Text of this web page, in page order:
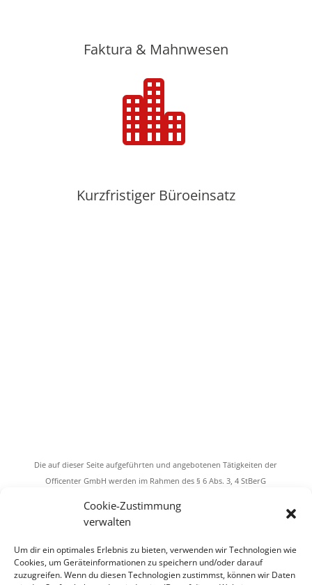
Cookie-Zustimmung
verwalten
Um dir ein optimales Erlebnis zu bieten, verwenden wir Technologien wie
Cookies, um Geräteinformationen zu speichern und/oder darauf
zuzugreifen. Wenn du diesen Technologien zustimmst, können wir Daten
Faktura & Mahnwesen

Kurzfristiger Büroeinsatz
Die auf dieser Seite aufgeführten und angebotenen Tätigkeiten der
Officenter GmbH werden im Rahmen des § 6 Abs. 3, 4 StBerG
Steuersachen umfasst dabei ausschließlich das Buchen lfd.
Geschäftsvorfälle, die lfd. Lohnabrechnung und das Fertigen der
Lohnsteueranmeldung. Als Bürodienstleister weisen wir darauf hin,
dass wir nicht steuerberatend tätig sind und auch die den
Steuerberatern oder ähnlichen Berufsbildern vorbehaltenen